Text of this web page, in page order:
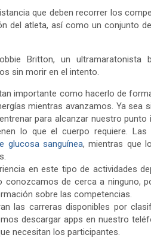
que deben recorrer los
del atleta, así como un conjunto
Britton, un ultramaratonista
sin morir en el intento.
importante como hacerlo de
mientras avanzamos. Ya sea
para alcanzar nuestro punto
lo que el cuerpo requiere.
glucosa sanguínea, mientras que
en este tipo de actividades
de cerca a ninguno,
sobre las competencias.
las carreras disponibles por
descargar apps en nuestro
necesitan los participantes.